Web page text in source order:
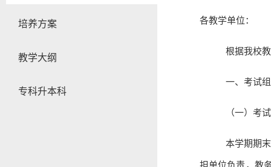
培养方案
教学大纲
专科升本科
各教学单位：
根据我校
一、考试
（一）考
本学期期
担单位负责，教